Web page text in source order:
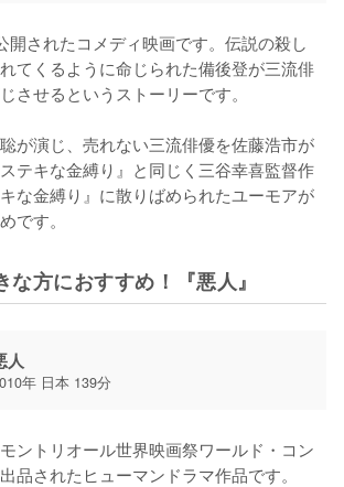
されたコメディ映画です。伝説の殺し
てくるように命じられた備後登が三流俳
させるというストーリーです。
が演じ、売れない三流俳優を佐藤浩市が
テキな金縛り』と同じく三谷幸喜監督作
な金縛り』に散りばめられたユーモアが
です。
な方におすすめ！『悪人』
人
年 日本 139分
ントリオール世界映画祭ワールド・コン
品されたヒューマンドラマ作品です。